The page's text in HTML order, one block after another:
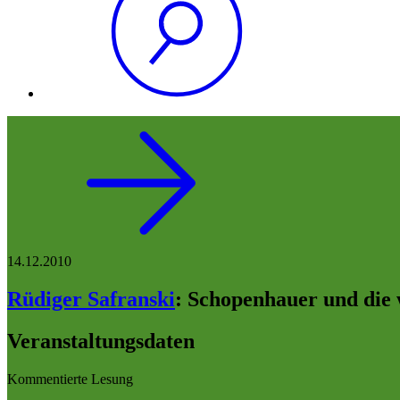
14.12.2010
Rüdiger Safranski: Schopenhauer und
Veranstaltungsdaten
Kommentierte Lesung